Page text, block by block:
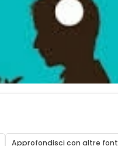
Approfondisci con altre